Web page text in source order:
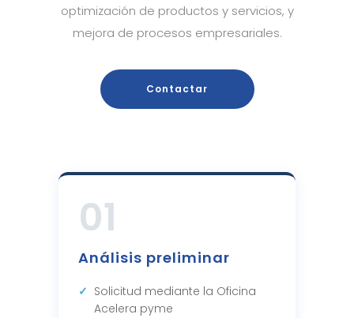
optimización de productos y servicios, y
mejora de procesos empresariales.
Contactar
01
Análisis preliminar
Solicitud mediante la Oficina
Acelera pyme